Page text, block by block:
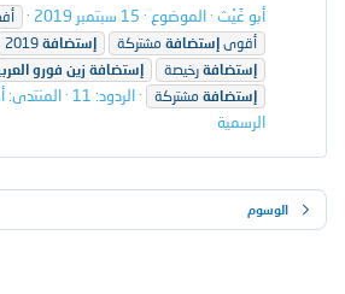
أبو غَيْث الموضوع 15 سبتمبر 2019
أقوى إستضافة مشتركة إستضافة
إستضافة رخيصة إستضافة زين فورو
إستضافة مشتركة الردود: 11 المنتدى:
الرسمية
الوسوم